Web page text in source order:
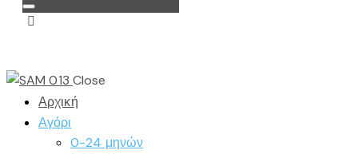
Close
Αρχική
Αγόρι
0-24 μηνών